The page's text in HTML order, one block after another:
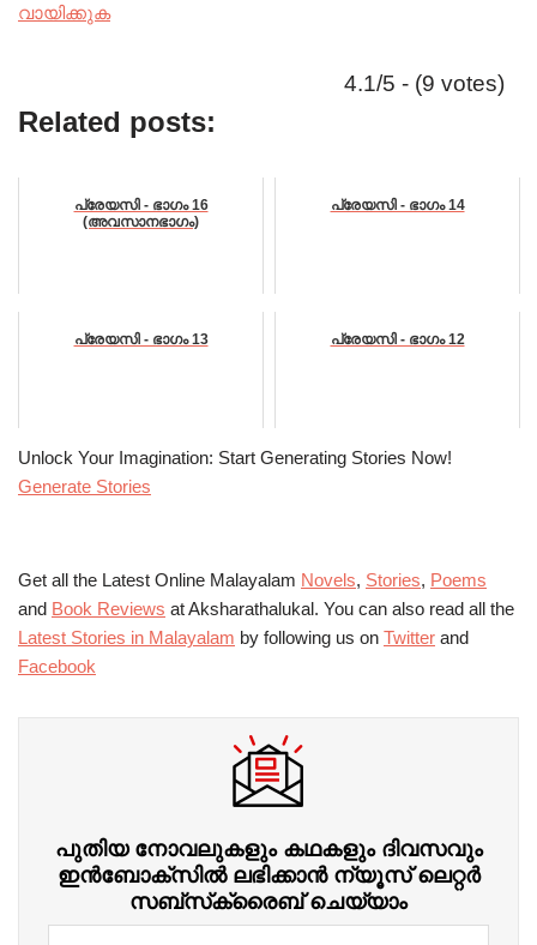
വായിക്കുക
4.1/5 - (9 votes)
Related posts:
പ്രേയസി - ഭാഗം 16
(അവസാനഭാഗം)
പ്രേയസി - ഭാഗം 14
പ്രേയസി - ഭാഗം 13 പ്രേയസി - ഭാഗം 12
Unlock Your Imagination: Start Generating Stories Now!
Generate Stories
Get all the Latest Online Malayalam Novels, Stories, Poems
and Book Reviews at Aksharathalukal. You can also read all the
Latest Stories in Malayalam by following us on Twitter and
Facebook
പുതിയ നോവലുകളും കഥകളും ദിവസവും
ഇന്‍ബോക്‌സില്‍ ലഭിക്കാന്‍ ന്യൂസ് ലെറ്റർ
സബ്‌സ്‌ക്രൈബ് ചെയ്യാം